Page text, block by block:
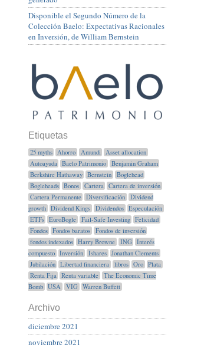
Disponible el Segundo Número de la
Colección Baelo: Expectativas Racionales
en Inversión, de William Bernstein
Etiquetas
25 myths Ahorro Amundi
Asset allocation
Autoayuda
Baelo Patrimonio
Benjamin Graham
Berkshire Hathaway
Bernstein
Boglehead
Bogleheads
Bonos Cartera
Cartera de inversión
Cartera Permanente
Diversificación
Dividend
growth
Dividend Kings Dividendos
Especulación
ETFs
EuroBogle Fail-Safe Investing
Felicidad
Fondos
Fondos baratos
Fondos de inversión
fondos indexados
Harry Browne ING
Interés
compuesto
Inversión Ishares
Jonathan Clements
Jubilación
Libertad financiera libros Oro
Plata
Renta Fija
Renta variable
The Economic Time
Bomb
USA VIG Warren Buffett
Archivo
diciembre 2021
noviembre 2021